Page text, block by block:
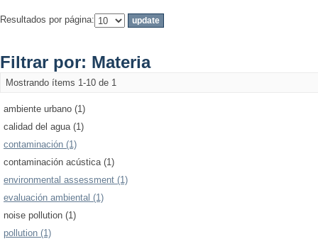
Resultados por página:
Filtrar por: Materia
Mostrando ítems 1-10 de 1
ambiente urbano (1)
calidad del agua (1)
contaminación (1)
contaminación acústica (1)
environmental assessment (1)
evaluación ambiental (1)
noise pollution (1)
pollution (1)